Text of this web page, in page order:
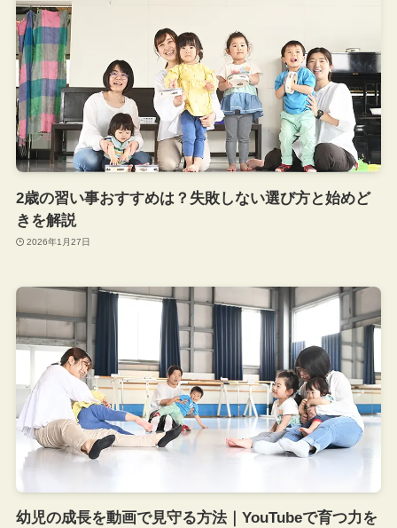
2歳の習い事おすすめは？失敗しない選び方と始めど
きを解説
2026年1月27日
幼児の成長を動画で見守る方法｜YouTubeで育つ力を